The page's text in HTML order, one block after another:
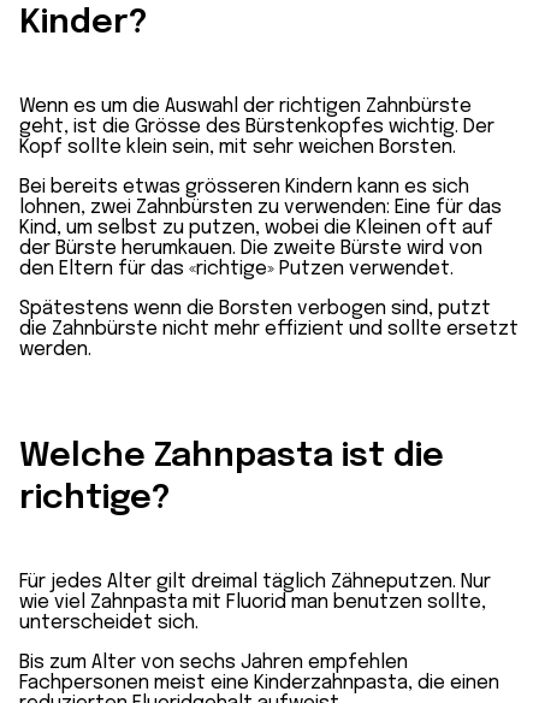
Kinder?
Wenn es um die Auswahl der richtigen Zahnbürste
geht, ist die Grösse des Bürstenkopfes wichtig. Der
Kopf sollte klein sein, mit sehr weichen Borsten.
Bei bereits etwas grösseren Kindern kann es sich
lohnen, zwei Zahnbürsten zu verwenden: Eine für das
Kind, um selbst zu putzen, wobei die Kleinen oft auf
der Bürste herumkauen. Die zweite Bürste wird von
den Eltern für das «richtige» Putzen verwendet.
Spätestens wenn die Borsten verbogen sind, putzt
die Zahnbürste nicht mehr effizient und sollte ersetzt
werden.
Welche Zahnpasta ist die
richtige?
Für jedes Alter gilt dreimal täglich Zähneputzen. Nur
wie viel Zahnpasta mit Fluorid man benutzen sollte,
unterscheidet sich.
Bis zum Alter von sechs Jahren empfehlen
Fachpersonen meist eine Kinderzahnpasta, die einen